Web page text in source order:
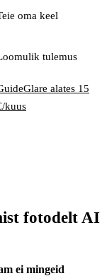
oma keel
tulemus
alates 15
kuus
fotodelt AI
ei mingeid